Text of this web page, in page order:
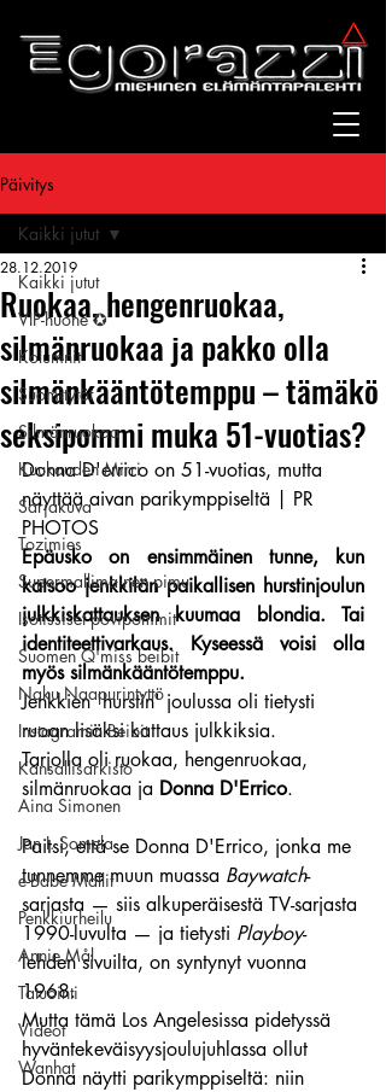
Päivitys
Kaikki jutut
VIP-huone ✪
Kolumnit
Suomitytöt
Silmänruokaa
Kuukauden Mirri
Sarjakuva
Tozimies
Supermallimainen pimu
Isotissiset povipommit
Suomen Q'miss beibit
Naku Naapurintyttö
Instagramin Beibit
Kansallisarkisto
Aina Simonen
Jan I. Somela
e-Babe Mallit
Penkkiurheilu
Annie Mål
Tatuointi
Videot
Wanhat
Kaikki jutut
Ruokaa, hengenruokaa,
silmänruokaa ja pakko olla
silmänkääntötemppu – tämäkö
seksipommi muka 51-vuotias?
28.12.2019
Donna D'errico on 51-vuotias, mutta
näyttää aivan parikymppiseltä | PR
PHOTOS
Epäusko on ensimmäinen tunne, kun
katsoo jenkkilän paikallisen hurstinjoulun
julkkiskattauksen kuumaa blondia. Tai
identiteettivarkaus. Kyseessä voisi olla
myös silmänkääntötemppu.
Jenkkien 'hurstin' joulussa oli tietysti
ruoan lisäksi kattaus julkkiksia.
Tarjolla oli ruokaa, hengenruokaa,
silmänruokaa ja Donna D'Errico.
Paitsi, että se Donna D'Errico, jonka me
tunnemme muun muassa Baywatch-
sarjasta — siis alkuperäisestä TV-sarjasta
1990-luvulta — ja tietysti Playboy-
lehden sivuilta, on syntynyt vuonna
1968.
Mutta tämä Los Angelesissa pidetyssä
hyväntekeväisyysjoulujuhlassa ollut
Donna näytti parikymppiseltä: niin